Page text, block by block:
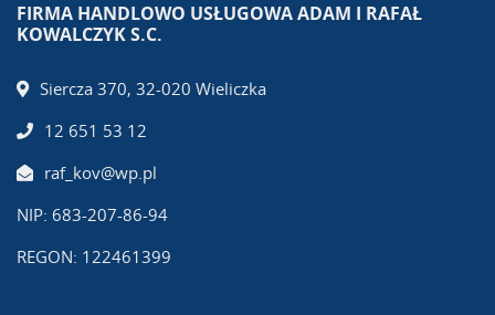
FIRMA HANDLOWO USŁUGOWA ADAM I RAFAŁ
KOWALCZYK S.C.
Siercza 370, 32-020 Wieliczka
12 651 53 12
raf_kov@wp.pl
NIP: 683-207-86-94
REGON: 122461399